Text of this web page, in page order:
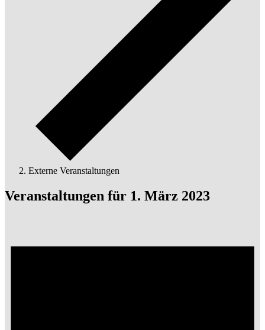
Externe Veranstaltungen
Veranstaltungen für 1. März 2023